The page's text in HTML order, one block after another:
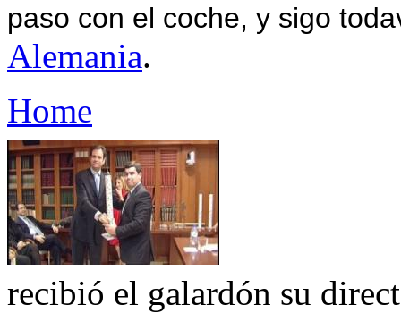
paso con el coche, y sigo
Alemania.
Home
recibió el galardón su